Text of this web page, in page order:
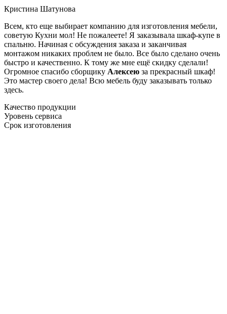
Кристина Шатунова
Всем, кто еще выбирает компанию для изготовления мебели,
советую Кухни мол! Не пожалеете! Я заказывала шкаф-купе в
спальню. Начиная с обсуждения заказа и заканчивая
монтажом никаких проблем не было. Все было сделано очень
быстро и качественно. К тому же мне ещё скидку сделали!
Огромное спасибо сборщику Алексею за прекрасный шкаф!
Это мастер своего дела! Всю мебель буду заказывать только
здесь.
Качество продукции
Уровень сервиса
Срок изготовления